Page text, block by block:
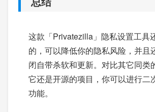
这款「Privatezilla」隐私设置工具
的，可以降低你的隐私风险，并且
闭自带杀软和更新。对比其它同类
它还是开源的项目，你可以进行二
功能。